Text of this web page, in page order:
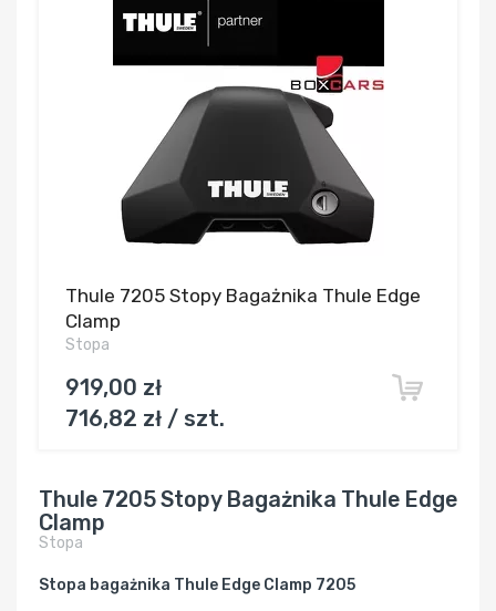
Thule 7205 Stopy Bagażnika Thule Edge
Clamp
Stopa
919,00 zł
716,82 zł / szt.
Thule 7205 Stopy Bagażnika Thule Edge
Clamp
Stopa
Stopa bagażnika Thule Edge Clamp 7205